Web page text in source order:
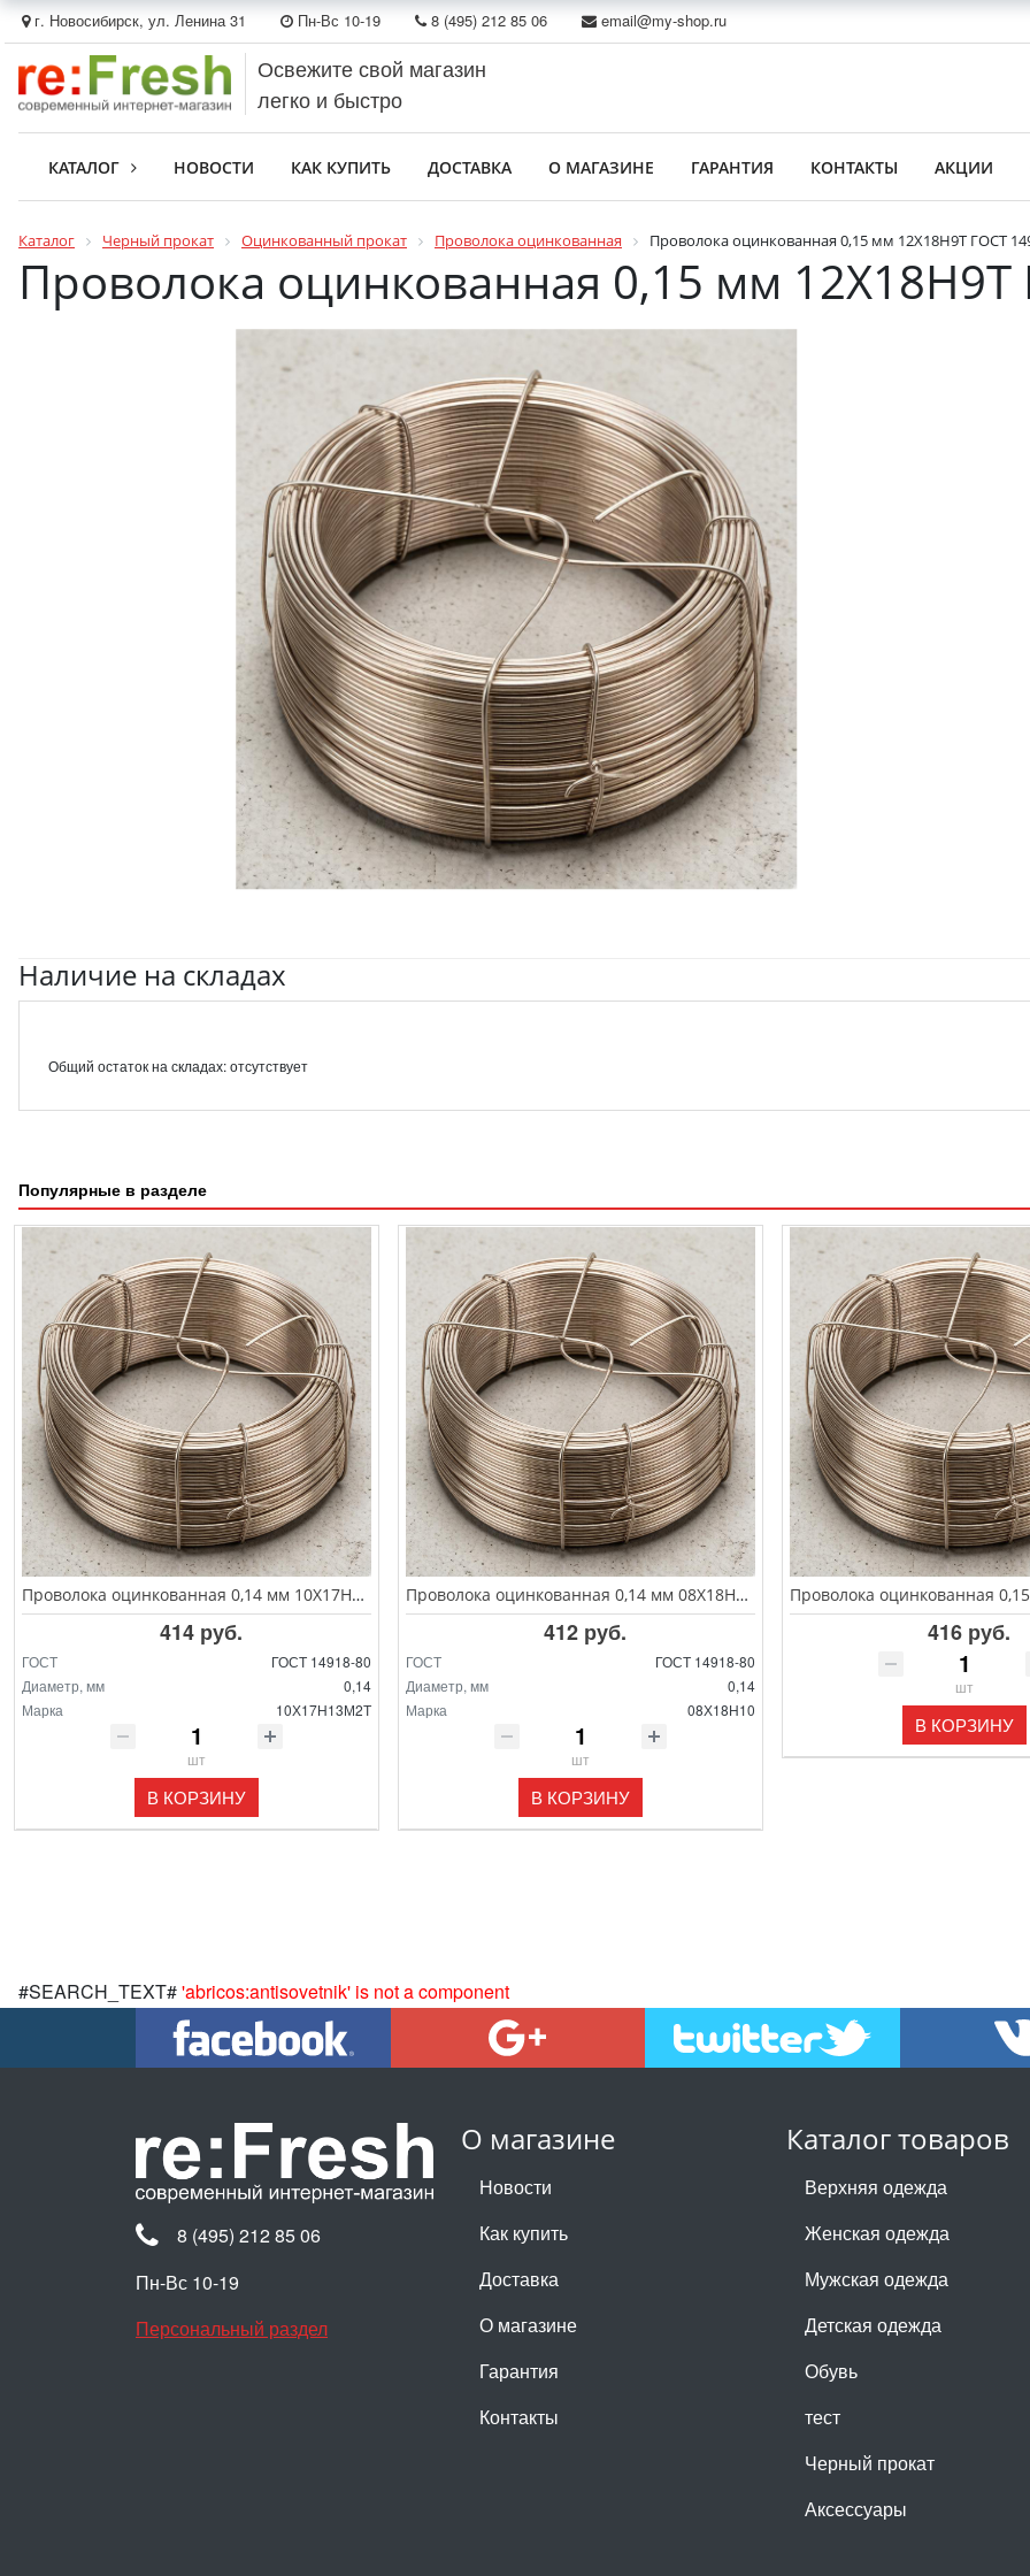
г. Новосибирск, ул. Ленина 31 Пн-Вс 10-19 8 (495) 212 85 06 email@my-shop.ru
Освежите свой магазин
легко и быстро
КАТАЛОГ НОВОСТИ КАК КУПИТЬ ДОСТАВКА О МАГАЗИНЕ ГАРАНТИЯ КОНТАКТЫ АКЦИИ
Каталог Черный прокат Оцинкованный прокат Проволока оцинкованная Проволока оцинкованная 0,15 мм 12Х18Н9Т ГОСТ
Проволока оцинкованная 0,15 мм 12Х18Н9Т
Наличие на складах
Общий остаток на складах:отсутствует
Популярные в разделе
Проволока оцинкованная 0,14 мм 10Х17Н13М2Т ГОСТ 14918-80
414 руб.
ГОСТ
ГОСТ 14918-80
Диаметр, мм
0,14
Марка
10Х17Н13М2Т
шт
В КОРЗИНУ
Проволока оцинкованная 0,14 мм 08Х18Н10 ГОСТ 14918-80
412 руб.
ГОСТ
ГОСТ 14918-80
Диаметр, мм
0,14
Марка
08Х18Н10
шт
В КОРЗИНУ
416 руб.
шт
В КОРЗИНУ
#SEARCH_TEXT#'abricos:antisovetnik' is not a component
О магазине
Новости
Как купить
Доставка
О магазине
Гарантия
Контакты
Каталог товаров
Верхняя одежда
Женская одежда
Мужская одежда
Детская одежда
Обувь
тест
Черный прокат
Аксессуары
8 (495) 212 85 06
Пн-Вс 10-19
Персональный раздел